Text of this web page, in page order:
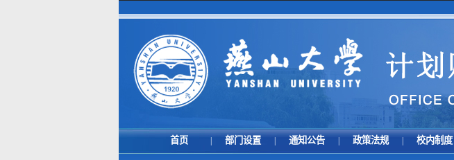
首页 部门设置 通知公告 政策法规 校内制度